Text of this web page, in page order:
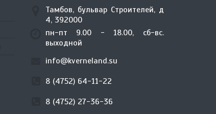
Тамбов, бульвар Строителей, д
4, 392000
пн-пт 9.00 - 18.00, сб-вс.
выходной
info@kverneland.su
8 (4752) 64-11-22
8 (4752) 27-36-36